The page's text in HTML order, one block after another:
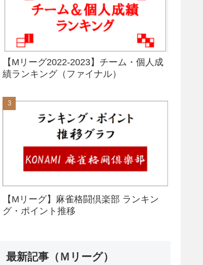
【Mリーグ2022-2023】チーム・個人成
績ランキング（ファイナル）
【Mリーグ】麻雀格闘倶楽部 ランキン
グ・ポイント推移
最新記事（Ｍリーグ）